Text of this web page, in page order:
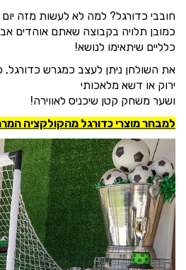
חובבי כדורגל? למה לא לעשות מזה
כמובן תלויה בקבוצה שאתם אוהדים
כלליים שיתאימו לנושא!
את השולחן ניתן לעצב כמגרש
ירוק או דשא מלאכותי
ושער משחק קטן שיכניס לאווירה!
למבחר מוצרי כדורגל מהקולקציה